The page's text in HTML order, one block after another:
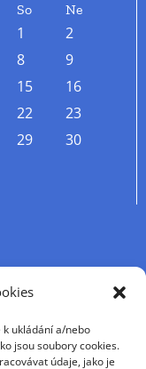
ukládání a/nebo
jsou soubory cookies.
údaje, jako je
So Ne
1
2
8
9
15
16
22
23
29
30